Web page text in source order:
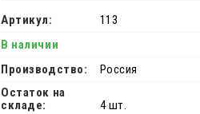
Артикул:
113
В наличии
Производство:
Россия
Остаток на
складе:
4 шт.